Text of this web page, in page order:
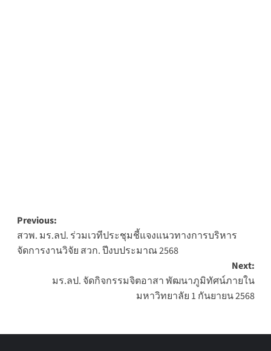
Post
navigation
Previous:
สวพ. มร.ลป. ร่วมเวทีประชุมชี้แจงแนวทางการบริหาร
จัดการงานวิจัย สวก. ปีงบประมาณ 2568
Next:
มร.ลป. จัดกิจกรรมจิตอาสา พัฒนาภูมิทัศน์ภายใน
มหาวิทยาลัย 1 กันยายน 2568